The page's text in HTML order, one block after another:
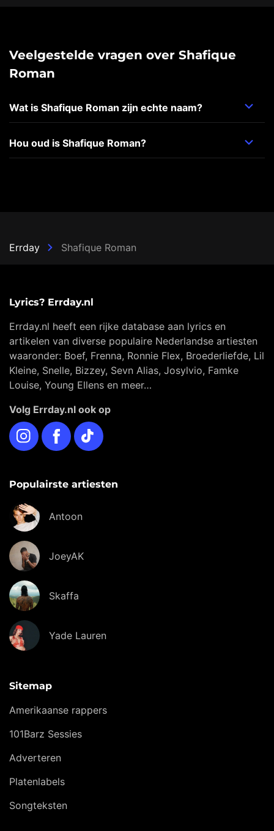
Veelgestelde vragen over Shafique
Roman
Wat is Shafique Roman zijn echte naam?
Hou oud is Shafique Roman?
Errday Shafique Roman
Lyrics? Errday.nl
Errday.nl heeft een rijke database aan lyrics en
artikelen van diverse populaire Nederlandse artiesten
waaronder: Boef, Frenna, Ronnie Flex, Broederliefde, Lil
Kleine, Snelle, Bizzey, Sevn Alias, Josylvio, Famke
Louise, Young Ellens en meer…
Volg Errday.nl ook op
InstagramFacebookTikTok
Populairste artiesten
Antoon
JoeyAK
Skaffa
Yade Lauren
Sitemap
Amerikaanse rappers
101Barz Sessies
Adverteren
Platenlabels
Songteksten